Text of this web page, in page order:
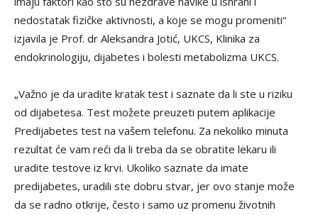
nedostatak fizičke aktivnosti, a koje se mogu promeniti“
izjavila je Prof. dr Aleksandra Jotić, UKCS, Klinika za
endokrinologiju, dijabetes i bolesti metabolizma UKCS.
„Važno je da uradite kratak test i saznate da li ste u riziku
od dijabetesa. Test možete preuzeti putem aplikacije
Predijabetes test na vašem telefonu. Za nekoliko minuta
rezultat će vam reći da li treba da se obratite lekaru ili
uradite testove iz krvi. Ukoliko saznate da imate
predijabetes, uradili ste dobru stvar, jer ovo stanje može
da se radno otkrije, često i samo uz promenu životnih